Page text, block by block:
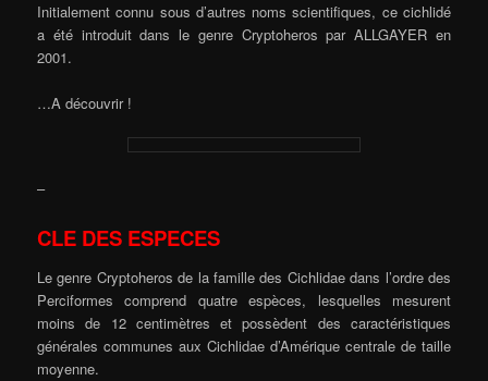
Initialement connu sous d’autres noms scientifiques, ce cichlidé
a été introduit dans le genre Cryptoheros par ALLGAYER en
2001.
…A découvrir !
–
CLE DES ESPECES
Le genre Cryptoheros de la famille des Cichlidae dans l’ordre des
Perciformes comprend quatre espèces, lesquelles mesurent
moins de 12 centimètres et possèdent des caractéristiques
générales communes aux Cichlidae d’Amérique centrale de taille
moyenne.